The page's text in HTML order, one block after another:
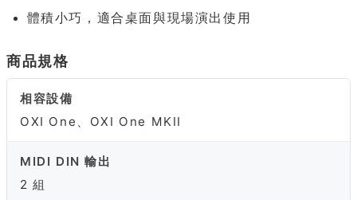
體積小巧，適合桌面與現場演出使用
商品規格
相容設備
OXI One、OXI One MKII
MIDI DIN 輸出
2 組